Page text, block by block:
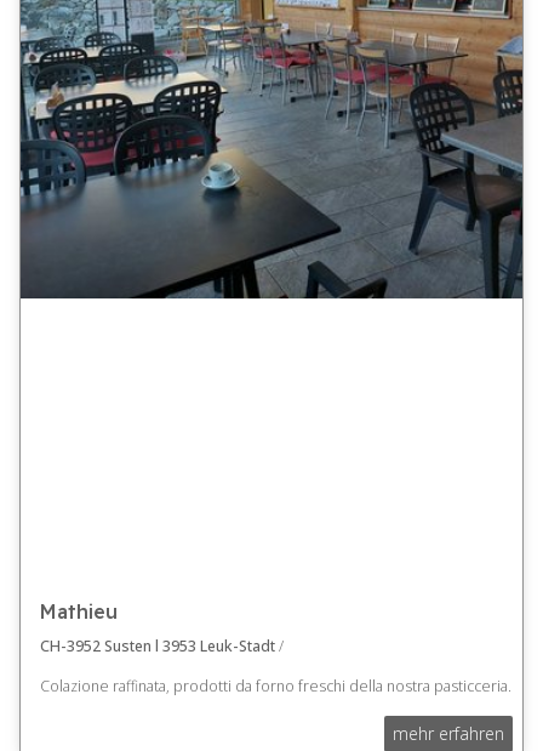
Mathieu
CH-3952 Susten l 3953 Leuk-Stadt/
Colazione raffinata, prodotti da forno freschi della nostra pasticceria.
mehr erfahren